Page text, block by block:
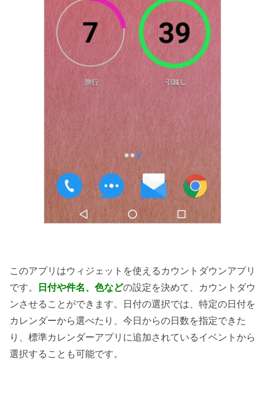
このアプリはウィジェットを使えるカウントダウンアプリ
です。
日付や件名、色などの設定を決めて、カウントダウ
ンさせることができます。日付の選択では、特定の日付を
カレンダーから選べたり、今日からの日数を指定できた
り、標準カレンダーアプリに追加されているイベントから
選択することも可能です。